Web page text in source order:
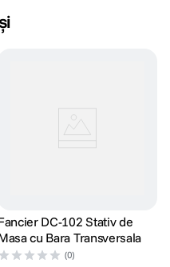
DC-102 Stativ de
cu Bara Transversala
(0)